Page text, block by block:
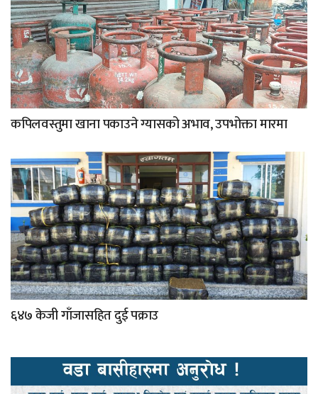
कपिलवस्तुमा खाना पकाउने ग्यासको अभाव, उपभोक्ता मारमा
६४७ केजी गाँजासहित दुई पक्राउ